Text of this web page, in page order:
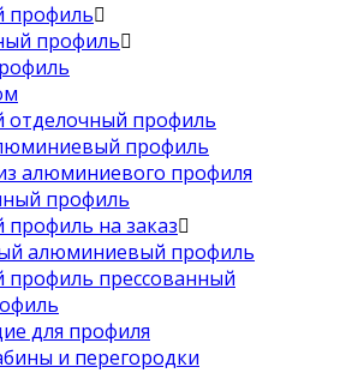
профиль
профиль
профиль
профиль
алюминиевого профиля
профиль
на заказ
алюминиевый профиль
прессованный
для профиля
и перегородки